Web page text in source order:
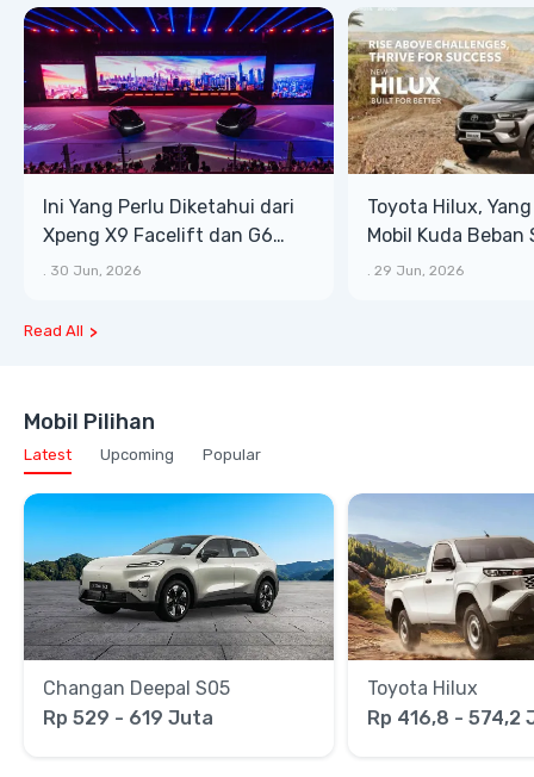
Ini Yang Perlu Diketahui dari
Xpeng X9 Facelift dan G6
AWD
. 30 Jun, 2026
Toyota Hilux,
Mobil Kuda Beban
Lifestyle
. 29 Jun, 2026
Read All
Mobil Pilihan
Latest Upcoming Popular
Changan Deepal S05
Rp 529 - 619 Juta
Toyota Hilux
Rp 416,8 - 574,2